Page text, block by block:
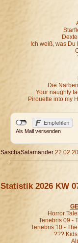
Ich weiß, was
Die
Your naughty
Pirouette into my
Als Mail versenden
SaschaSalamander
Statistik 2026 KW
Horror
Tenebris 09 -
Tenebris 10 -
???